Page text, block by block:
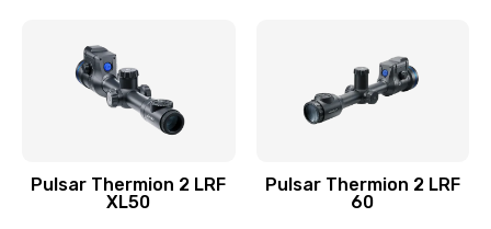
Pulsar Thermion 2 LRF
XL50
Pulsar Thermion 2 LRF
60